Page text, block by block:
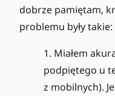
dobrze pamiętam,
problemu były takie:
Miałem
podpiętego u
z mobilnych).